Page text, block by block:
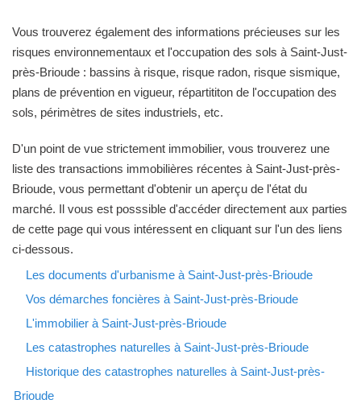
Vous trouverez également des informations précieuses sur les
risques environnementaux et l'occupation des sols à Saint-Just-
près-Brioude : bassins à risque, risque radon, risque sismique,
plans de prévention en vigueur, répartititon de l'occupation des
sols, périmètres de sites industriels, etc.
D'un point de vue strictement immobilier, vous trouverez une
liste des transactions immobilières récentes à Saint-Just-près-
Brioude, vous permettant d'obtenir un aperçu de l'état du
marché. Il vous est posssible d'accéder directement aux parties
de cette page qui vous intéressent en cliquant sur l'un des liens
ci-dessous.
Les documents d'urbanisme à Saint-Just-près-Brioude
Vos démarches foncières à Saint-Just-près-Brioude
L'immobilier à Saint-Just-près-Brioude
Les catastrophes naturelles à Saint-Just-près-Brioude
Historique des catastrophes naturelles à Saint-Just-près-
Brioude